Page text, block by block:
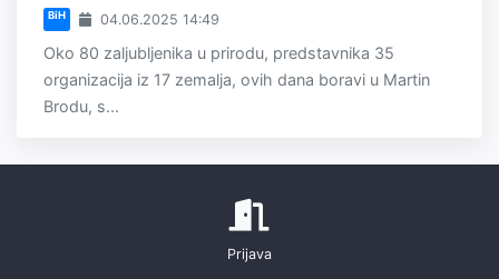
BiH 04.06.2025 14:49
Oko 80 zaljubljenika u prirodu, predstavnika 35
organizacija iz 17 zemalja, ovih dana boravi u Martin
Brodu, s...
Prijava